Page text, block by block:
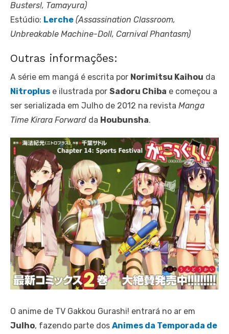
Busters!, Tamayura)
Estúdio: Lerche (Assassination Classroom,
Unbreakable Machine-Doll, Carnival Phantasm)
Outras informações:
A série em mangá é escrita por Norimitsu Kaihou da
Nitroplus e ilustrada por Sadoru Chiba e começou a
ser serializada em Julho de 2012 na revista Manga
Time Kirara Forward da Houbunsha.
O anime de TV Gakkou Gurashi! entrará no ar em
Julho, fazendo parte dos Animes da Temporada de